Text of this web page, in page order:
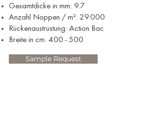
Gesamtdicke in mm: 9.7
Anzahl Noppen / m²: 29.000
Rückenaustrüstung: Action Bac
Breite in cm: 400 - 500
Sample Request